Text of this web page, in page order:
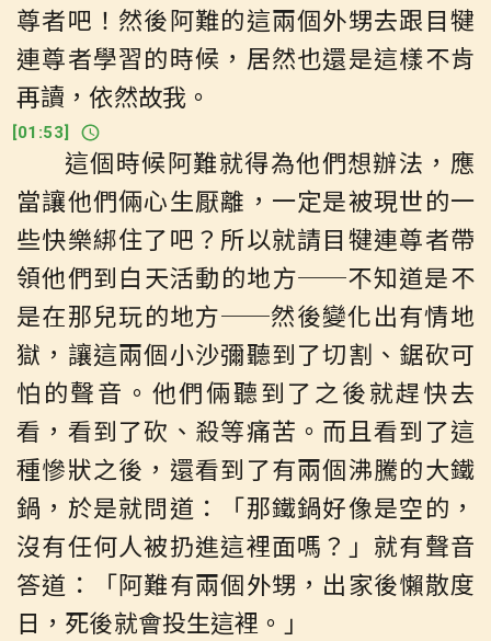
尊者吧！然後阿難的這兩個外甥去跟目犍
連尊者學習的時候，居然也還是這樣不肯
再讀，依然故我。
[01:53]
這個時候阿難就得為他們想辦法，應
當讓他們倆心生厭離，一定是被現世的一
些快樂綁住了吧？所以就請目犍連尊者帶
領他們到白天活動的地方──不知道是不
是在那兒玩的地方──然後變化出有情地
獄，讓這兩個小沙彌聽到了切割、鋸砍可
怕的聲音。他們倆聽到了之後就趕快去
看，看到了砍、殺等痛苦。而且看到了這
種慘狀之後，還看到了有兩個沸騰的大鐵
鍋，於是就問道：「那鐵鍋好像是空的，
沒有任何人被扔進這裡面嗎？」就有聲音
答道：「阿難有兩個外甥，出家後懶散度
日，死後就會投生這裡。」